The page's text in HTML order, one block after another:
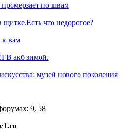
по швам
что недорогое?
к вам
акб зимой.
музей нового поколения